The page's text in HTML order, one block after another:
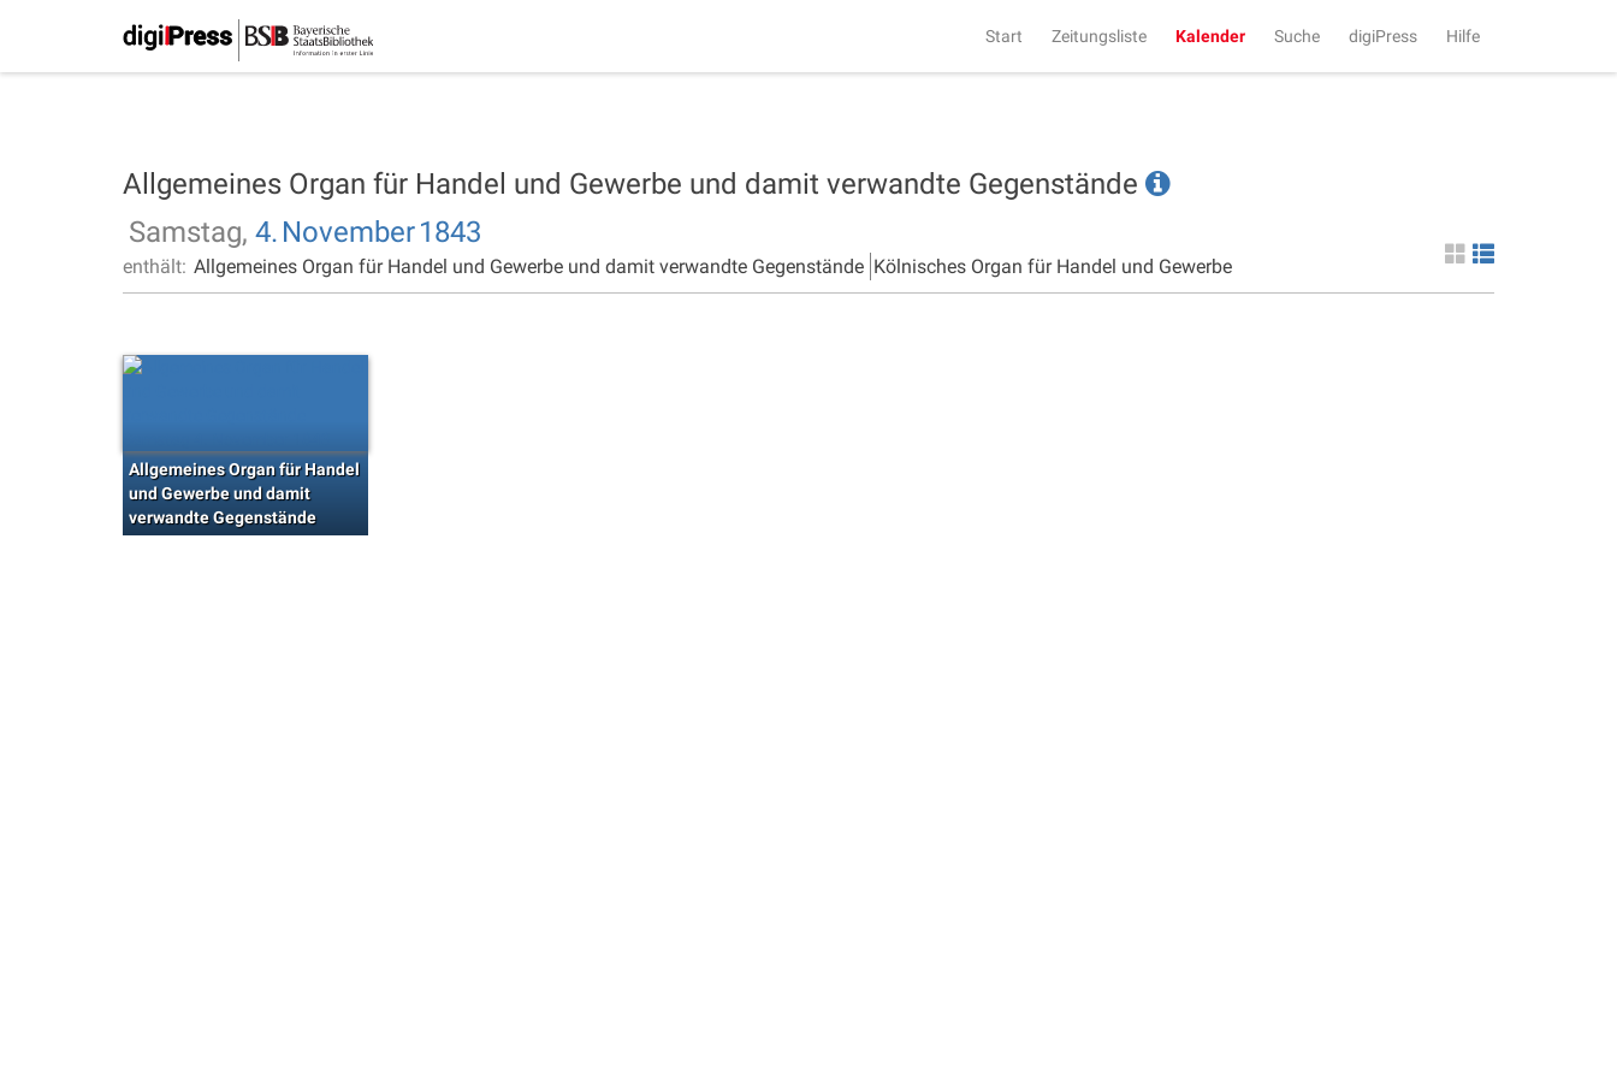
Start Zeitungsliste Kalender Suche digiPress Hilfe
Allgemeines Organ für Handel und Gewerbe und damit verwandte Gegenstände
Samstag, 4. November1843
enthält: Allgemeines Organ für Handel und Gewerbe und damit verwandte Gegenstände Kölnisches Organ für Handel und Gewerbe
Allgemeines Organ für Handel
und Gewerbe und damit
verwandte Gegenstände